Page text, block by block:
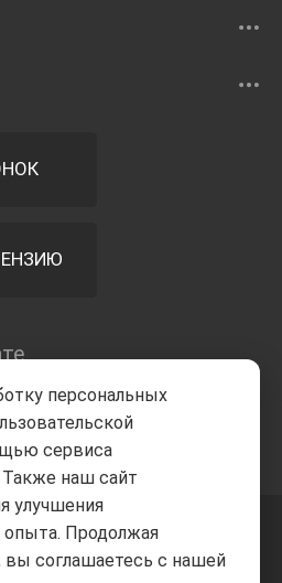
ВВЕРХ
персональных
сервиса
наш сайт
улучшения
опыта. Продолжая
вы соглашаетесь с нашей